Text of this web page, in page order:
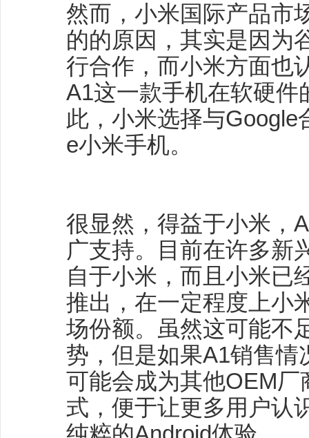
然而，小米国际产品市
的的原因，其实是因为
行合作，而小米方面也
A1这一款手机在软硬件
此，小米选择与Google
e小米手机。
很显然，得益于小米，
广支持。目前在许多新
自于小米，而且小米已
推出，在一定程度上小
场份额。虽然这可能不
势，但是如果A1销售
可能会成为其他OEM
式，便于让更多用户认